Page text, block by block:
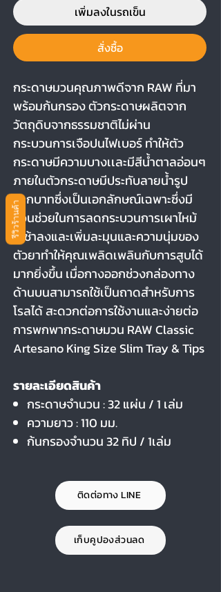
เพิ่มลงในรถเข็น
สั่งซื้อ
กระดาษมวนคุณภาพดีจาก RAW ที่มา
พร้อมก้นกรอง ตัวกระดาษผลิตจาก
วัตถุดิบจากธรรมชาติไม่ผ่าน
กระบวนการเจือปนไฟเบอร์ ทำให้ตัว
กระดาษมีความบางเเละมีสีน้ำตาลอ่อนๆ
ภายในตัวกระดาษมีประทับลายน้ำรูป
กากบาทซึ่งเป็นเอกลักษณ์เฉพาะซึ่งมี
ส่วนช่วยในการลดกระบวนการเผาไหม้
ให้ช้าลงและเพิ่มละมุนและความนุ่มของ
ตัวยาทำให้คุณเพลิดเพลินกับการสูบได้
มากยิ่งขึ้น เมื่อกางออกช่วงกล่องทาง
ด้านบนสามารถใช้เป็นถาดสำหรับการ
โรลได้ สะดวกต่อการใช้งานและง่ายต่อ
การพกพากระดาษมวน RAW Classic
Artesano King Size Slim Tray & Tips
รายละเอียดสินค้า
กระดาษจำนวน : 32 แผ่น / 1 เล่ม
ความยาว : 110 มม.
ก้นกรองจำนวน 32 ทิป / 1เล่ม
ติดต่อทาง LINE
เก็บคูปองส่วนลด
รีวิวร้านค้า